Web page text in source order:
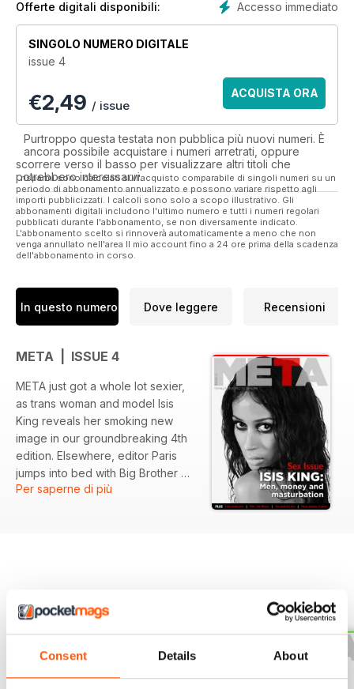
Consent Details About
Accesso immediato
Offerte digitali disponibili:
SINGOLO NUMERO DIGITALE
issue 4
€2,49 / issue
ACQUISTA ORA
Purtroppo questa testata non pubblica più nuovi numeri. È
ancora possibile acquistare i numeri arretrati, oppure
scorrere verso il basso per visualizzare altri titoli che
potrebbero interessarvi.
I risparmi sono calcolati sull'acquisto comparabile di singoli numeri su un
periodo di abbonamento annualizzato e possono variare rispetto agli
importi pubblicizzati. I calcoli sono solo a scopo illustrativo. Gli
abbonamenti digitali includono l'ultimo numero e tutti i numeri regolari
pubblicati durante l'abbonamento, se non diversamente indicato.
L'abbonamento scelto si rinnoverà automaticamente a meno che non
venga annullato nell'area Il mio account fino a 24 ore prima della scadenza
dell'abbonamento in corso.
In questo numero Dove leggere Recensioni
META | ISSUE 4
META just got a whole lot sexier,
as trans woman and model Isis
King reveals her smoking new
image in our groundbreaking 4th
edition. Elsewhere, editor Paris
jumps into bed with Big Brother UK
winner Luke Anderson and Roz
the legal one.
Per saperne di più
EDIZIONI INDIETRO Visualizza tutti